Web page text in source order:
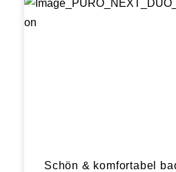
Schön & komfortabel